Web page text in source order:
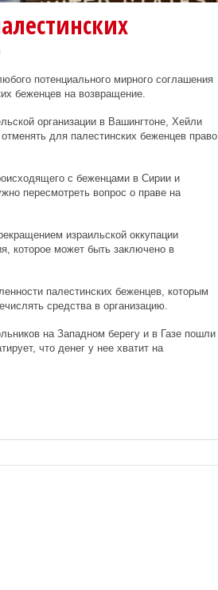
потенциального мирного соглашения
беженцев на возвращение.
организации в Вашингтоне, Хейли
для палестинских беженцев право
с беженцами в Сирии и
пересмотреть вопрос о праве на
израильской оккупации
которое может быть заключено в
палестинских беженцев, которым
средства в организацию.
на Западном берегу и в Газе пошли
что денег у нее хватит на